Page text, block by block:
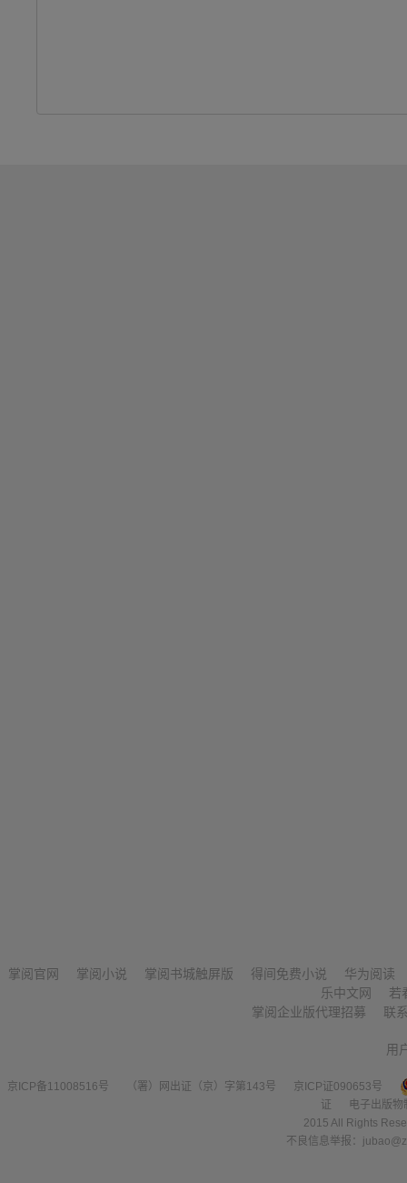
掌阅官网 掌阅小说 掌阅书城触屏版 得间免费小说
华为阅读
乐中文网
若
掌阅企业版代理招募
联
用
京ICP备11008516号 （署）网出证（京）字第143号
京ICP证090653号
证
电子出版
2015 All Rights
不良信息举报：